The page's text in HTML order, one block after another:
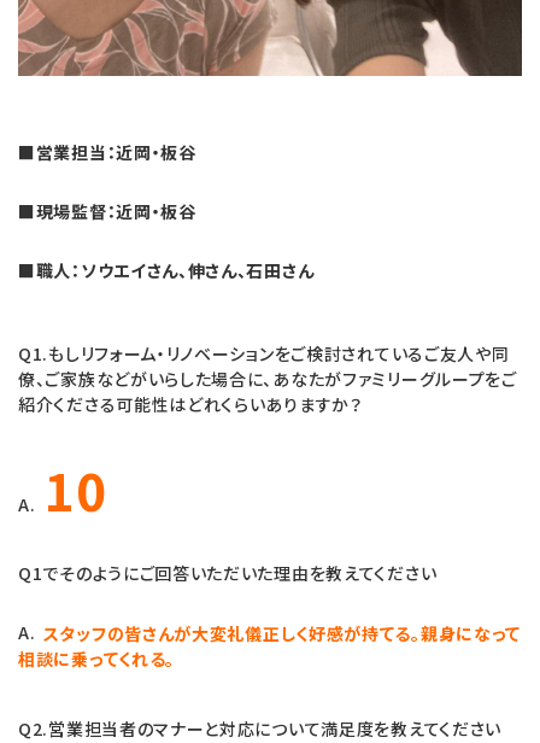
■営業担当：近岡・板谷
■現場監督：近岡・板谷
■職人：ソウエイさん、伸さん、石田さん
Q1.もしリフォーム・リノベーションをご検討されているご友人や同
僚、ご家族などがいらした場合に、あなたがファミリーグループをご
紹介くださる可能性はどれくらいありますか？
A. 10
Q1でそのようにご回答いただいた理由を教えてください
A. スタッフの皆さんが大変礼儀正しく好感が持てる。親身になって
相談に乗ってくれる。
Q2.営業担当者のマナーと対応について満足度を教えてください